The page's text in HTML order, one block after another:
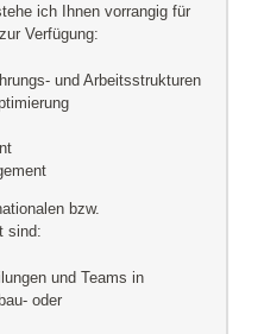
ich Ihnen vorrangig für
Verfügung:
und Arbeitsstrukturen
bzw.
sind:
und Teams in
oder